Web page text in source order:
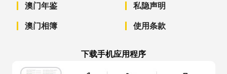
澳门年鉴
澳门相簿
私隐声明
使用条款
下载手机应用程序